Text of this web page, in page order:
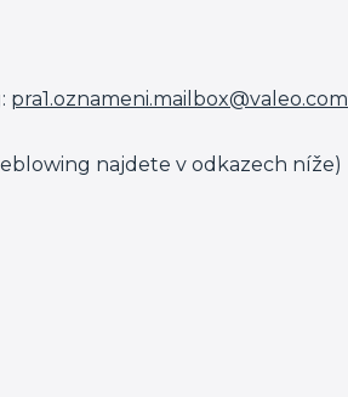
pra1.oznameni.mailbox@valeo.com
najdete v odkazech níže)